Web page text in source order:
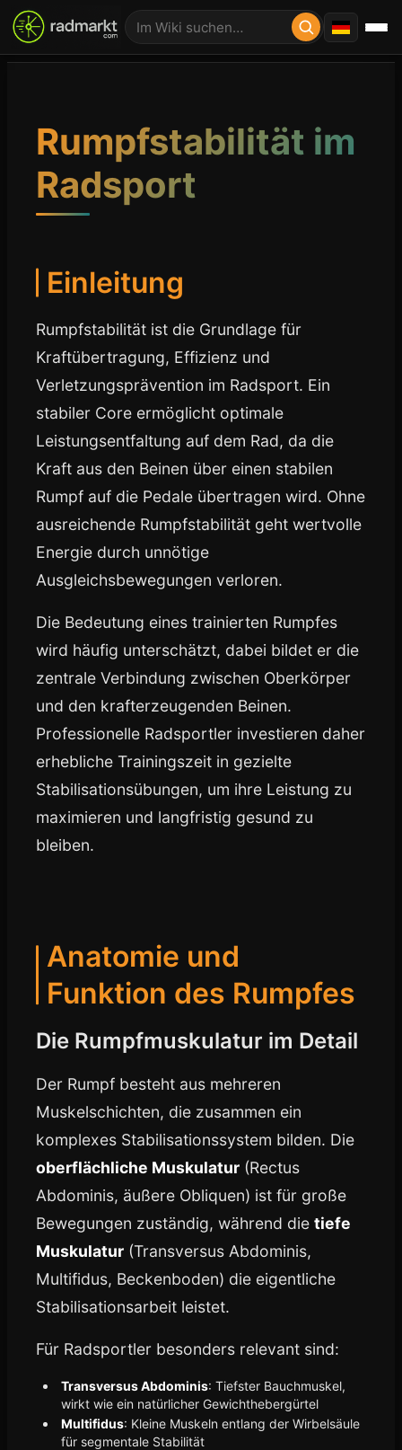
Rumpfstabilität im
Radsport
Einleitung
Rumpfstabilität ist die Grundlage für
Kraftübertragung, Effizienz und
Verletzungsprävention im Radsport. Ein
stabiler Core ermöglicht optimale
Leistungsentfaltung auf dem Rad, da die
Kraft aus den Beinen über einen stabilen
Rumpf auf die Pedale übertragen wird. Ohne
ausreichende Rumpfstabilität geht wertvolle
Energie durch unnötige
Ausgleichsbewegungen verloren.
Die Bedeutung eines trainierten Rumpfes
wird häufig unterschätzt, dabei bildet er die
zentrale Verbindung zwischen Oberkörper
und den krafterzeugenden Beinen.
Professionelle Radsportler investieren daher
erhebliche Trainingszeit in gezielte
Stabilisationsübungen, um ihre Leistung zu
maximieren und langfristig gesund zu
bleiben.
Anatomie und
Funktion des Rumpfes
Die Rumpfmuskulatur im Detail
Der Rumpf besteht aus mehreren
Muskelschichten, die zusammen ein
komplexes Stabilisationssystem bilden. Die
oberflächliche Muskulatur (Rectus
Abdominis, äußere Obliquen) ist für große
Bewegungen zuständig, während die tiefe
Muskulatur (Transversus Abdominis,
Multifidus, Beckenboden) die eigentliche
Stabilisationsarbeit leistet.
Für Radsportler besonders relevant sind:
Transversus Abdominis: Tiefster Bauchmuskel,
wirkt wie ein natürlicher Gewichthebergürtel
Multifidus: Kleine Muskeln entlang der Wirbelsäule
für segmentale Stabilität